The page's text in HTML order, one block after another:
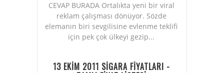
CEVAP BURADA Ortalıkta yeni bir viral
reklam çalışması dönüyor. Sözde
elemanın biri sevgilisine evlenme teklifi
için pek çok ülkeyi gezip...
13 EKİM 2011 SİGARA FİYATLARI -